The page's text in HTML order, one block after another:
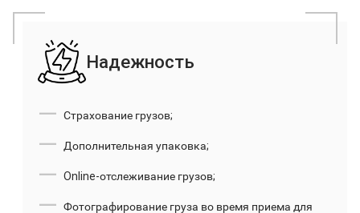
Надежность
Страхование грузов;
Дополнительная упаковка;
Online-отслеживание грузов;
Фотографирование груза во время приема для